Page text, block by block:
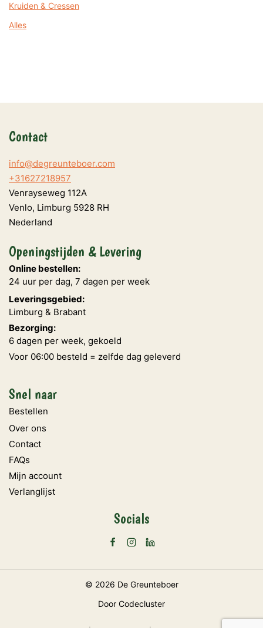
Kruiden & Cressen
Alles
Contact
info@degreunteboer.com
+31627218957
Venrayseweg 112A
Venlo, Limburg 5928 RH
Nederland
Openingstijden & Levering
Online bestellen:
24 uur per dag, 7 dagen per week
Leveringsgebied:
Limburg & Brabant
Bezorging:
6 dagen per week, gekoeld
Voor 06:00 besteld = zelfde dag geleverd
Snel naar
Bestellen
Over ons
Contact
FAQs
Mijn account
Verlanglijst
Socials
© 2026 De Greunteboer
Door Codecluster